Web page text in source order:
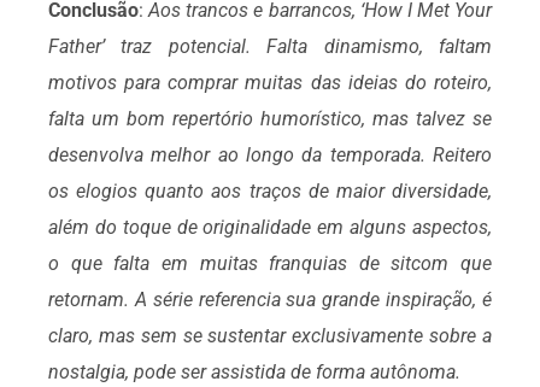
Conclusão:Aos trancos e barrancos, ‘How I Met Your
Father’ traz potencial. Falta dinamismo, faltam
motivos para comprar muitas das ideias do roteiro,
falta um bom repertório humorístico, mas talvez se
desenvolva melhor ao longo da temporada. Reitero
os elogios quanto aos traços de maior diversidade,
além do toque de originalidade em alguns aspectos,
o que falta em muitas franquias de sitcom que
retornam. A série referencia sua grande inspiração, é
claro, mas sem se sustentar exclusivamente sobre a
nostalgia, pode ser assistida de forma autônoma.